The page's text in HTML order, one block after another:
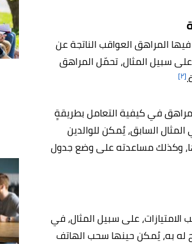
المراهق العواقب الناتجة عن
على سبيل المثال، تحمّل المراهق
[٢]
في كيفية التعامل بطريقةٍ
السابق، يُمكن للوالدين
وكذلك مساعدته على وضع جدول
على سبيل المثال، في
له به، يُمكن حينها سحب الهاتف